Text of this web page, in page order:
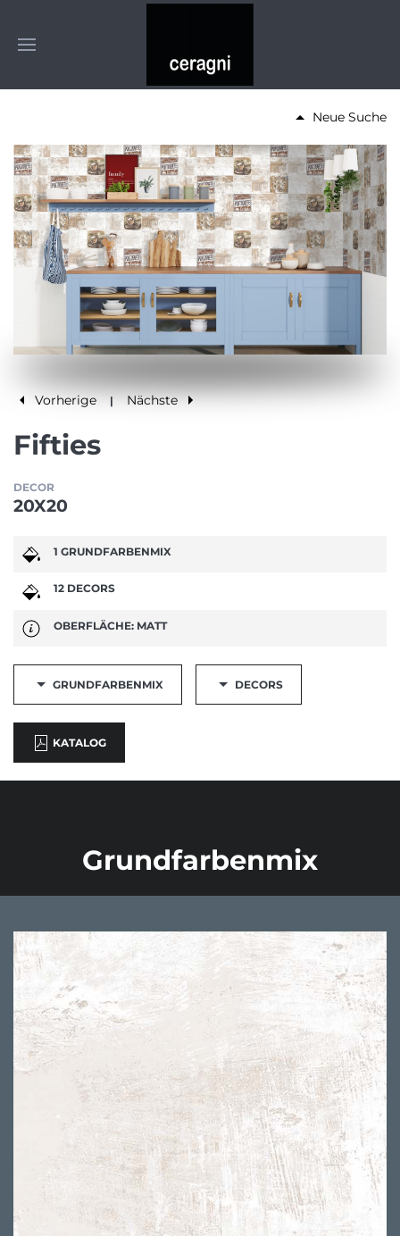
Neue Suche
Vorherige | Nächste
Fifties
DECOR
20X20
1 GRUNDFARBENMIX
12 DECORS
OBERFLÄCHE: MATT
GRUNDFARBENMIX DECORS
KATALOG
Grundfarbenmix